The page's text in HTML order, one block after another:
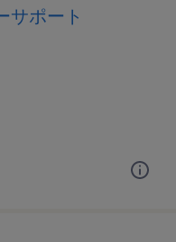
サポート